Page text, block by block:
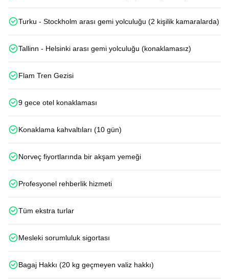
Turku - Stockholm arası gemi yolculuğu (2 kişilik kamaralarda)
Tallinn - Helsinki arası gemi yolculuğu (konaklamasız)
Flam Tren Gezisi
9 gece otel konaklaması
Konaklama kahvaltıları (10 gün)
Norveç fiyortlarında bir akşam yemeği
Profesyonel rehberlik hizmeti
Tüm ekstra turlar
Mesleki sorumluluk sigortası
Bagaj Hakkı (20 kg geçmeyen valiz hakkı)